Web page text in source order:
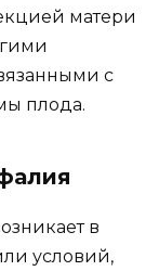
матери
с
плода.
в
условий,